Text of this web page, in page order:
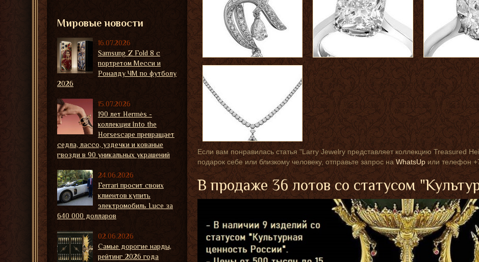
Если вам понравилась статья "Larry Jewelry представляет коллекцию Treasured
подарок себе или близкому человеку, отправьте запрос наWhatsUpили телефон
В продаже 36 лотов со статусом
Мировые новости
16.07.2026
Samsung Z Fold 8 с
портретом Месси и
Роналду ЧМ по футболу
2026
15.07.2026
190 лет Hermès -
коллекция Into the
Horsescape превращает
седла, лассо, уздечки и кованые
гвозди в 90 уникальных украшений
24.06.2026
Ferrari просит своих
клиентов купить
электромобиль Luce за
640 000 долларов
02.06.2026
Самые дорогие нарды,
рейтинг 2026 года